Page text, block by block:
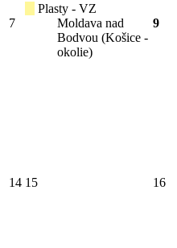
7
Plasty - VZ
Moldava nad
Bodvou (Košice -
okolie)
9
14 15 16